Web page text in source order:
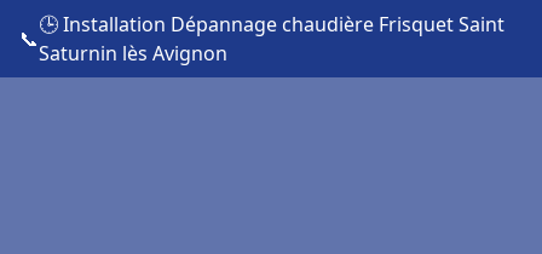
📞
🕒 Installation Dépannage chaudière Frisquet Saint
Saturnin lès Avignon